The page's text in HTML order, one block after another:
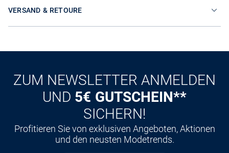
VERSAND & RETOURE
ZUM NEWSLETTER ANMELDEN
UND 5€ GUTSCHEIN**
SICHERN!
Profitieren Sie von exklusiven Angeboten, Aktionen
und den neusten Modetrends.